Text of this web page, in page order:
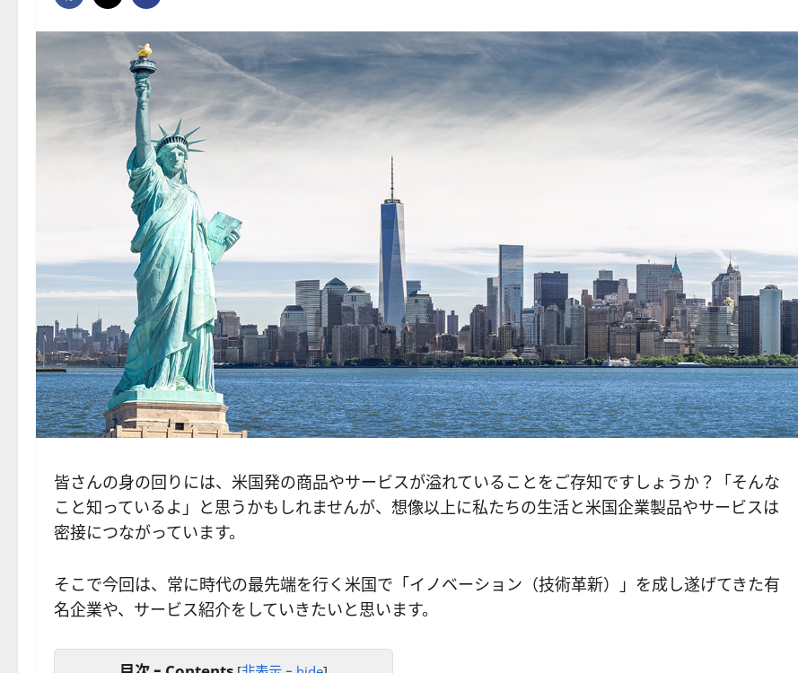
皆さんの身の回りには、米国発の商品やサービスが溢れていることをご存知ですしょうか？「そんな
こと知っているよ」と思うかもしれませんが、想像以上に私たちの生活と米国企業製品やサービスは
密接につながっています。
そこで今回は、常に時代の最先端を行く米国で「イノベーション（技術革新）」を成し遂げてきた有
名企業や、サービス紹介をしていきたいと思います。